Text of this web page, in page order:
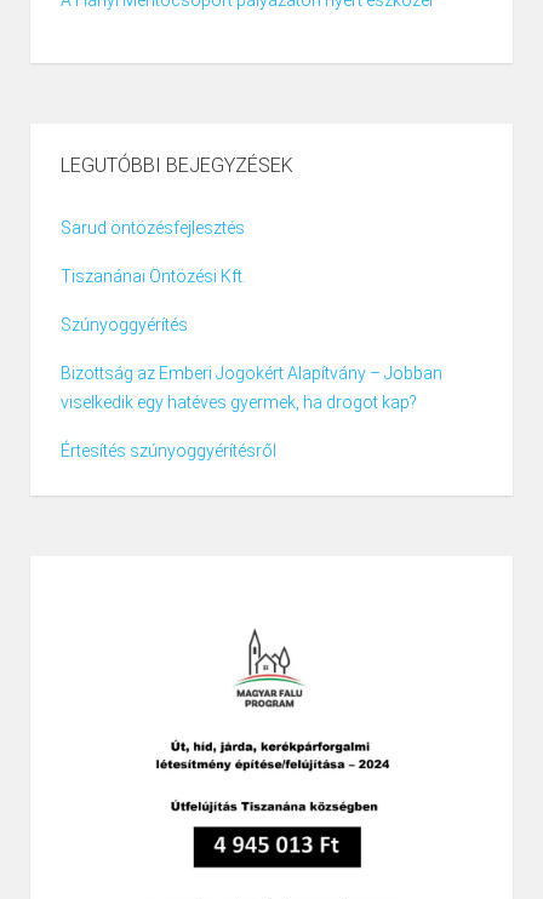
LEGUTÓBBI BEJEGYZÉSEK
Sarud öntözésfejlesztés
Tiszanánai Öntözési Kft.
Szúnyoggyérítés
Bizottság az Emberi Jogokért Alapítvány – Jobban
viselkedik egy hatéves gyermek, ha drogot kap?
Értesítés szúnyoggyérítésről